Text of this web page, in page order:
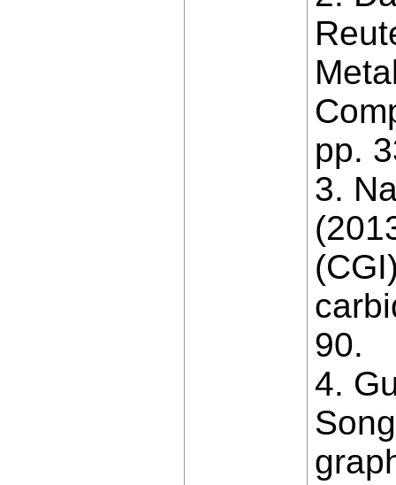
pp.
3.
90.
4.